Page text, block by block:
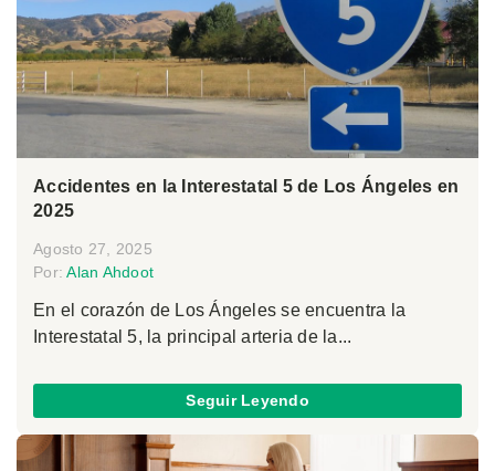
Accidentes en la Interestatal 5 de Los Ángeles en
2025
Agosto 27, 2025
Por:Alan Ahdoot
En el corazón de Los Ángeles se encuentra la
Interestatal 5, la principal arteria de la...
Seguir Leyendo